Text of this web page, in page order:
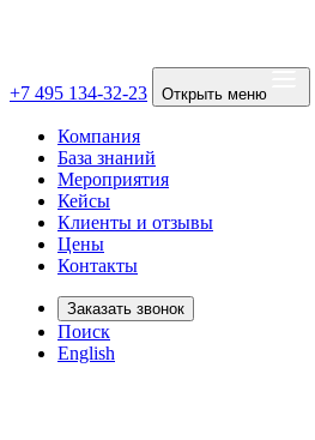
+7 495 134-32-23 Открыть меню
Компания
База знаний
Мероприятия
Кейсы
Клиенты и отзывы
Цены
Контакты
Заказать звонок
Поиск
English